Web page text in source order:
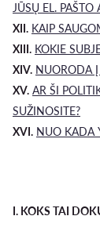
JŪSŲ EL. PAŠTO
XII. KAIP
XIII. KOKIE
XIV. NUORODA Į
XV. AR ŠI
SUŽINOSITE?
XVI. NUO KADA
I. KOKS TAI